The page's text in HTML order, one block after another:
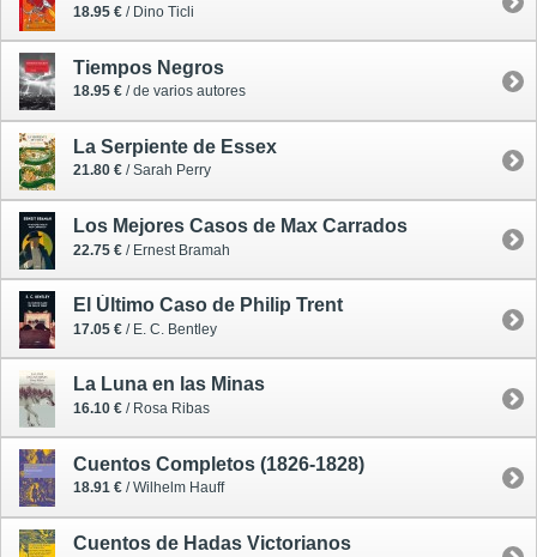
18.95 € / Dino Ticli
Tiempos Negros
18.95 € / de varios autores
La Serpiente de Essex
21.80 € / Sarah Perry
Los Mejores Casos de Max Carrados
22.75 € / Ernest Bramah
El Último Caso de Philip Trent
17.05 € / E. C. Bentley
La Luna en las Minas
16.10 € / Rosa Ribas
Cuentos Completos (1826-1828)
18.91 € / Wilhelm Hauff
Cuentos de Hadas Victorianos